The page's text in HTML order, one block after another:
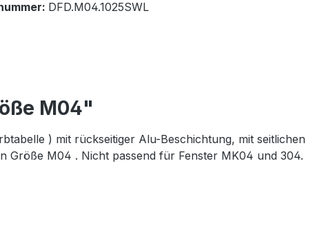
DFD.M04.1025SWL
M04"
) mit rückseitiger Alu-Beschichtung, mit seitlichen
Größe M04 . Nicht passend für Fenster MK04 und 304.